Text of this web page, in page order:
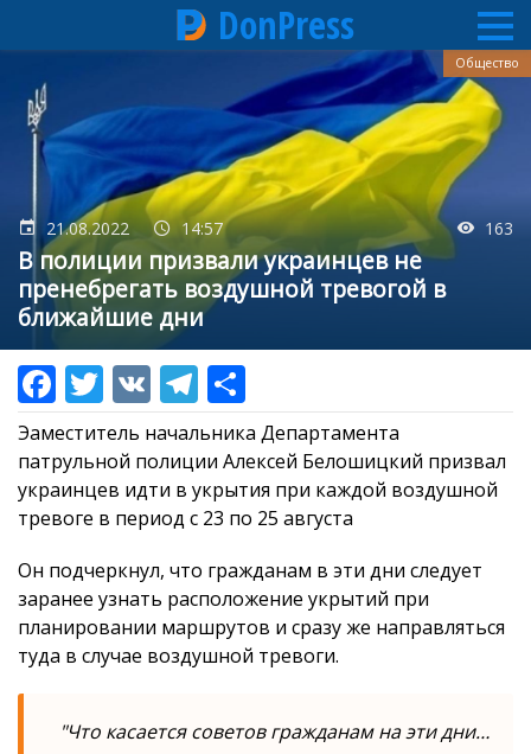
основному
содержанию
DonPress
21.08.2022 14:57 163
В полиции призвали украинцев не
пренебрегать воздушной тревогой в
ближайшие дни
Общество
Эаместитель начальника Департамента
патрульной полиции Алексей Белошицкий призвал
украинцев идти в укрытия при каждой воздушной
тревоге в период с 23 по 25 августа
Он подчеркнул, что гражданам в эти дни следует
заранее узнать расположение укрытий при
планировании маршрутов и сразу же направляться
туда в случае воздушной тревоги.
"Что касается советов гражданам на эти дни…